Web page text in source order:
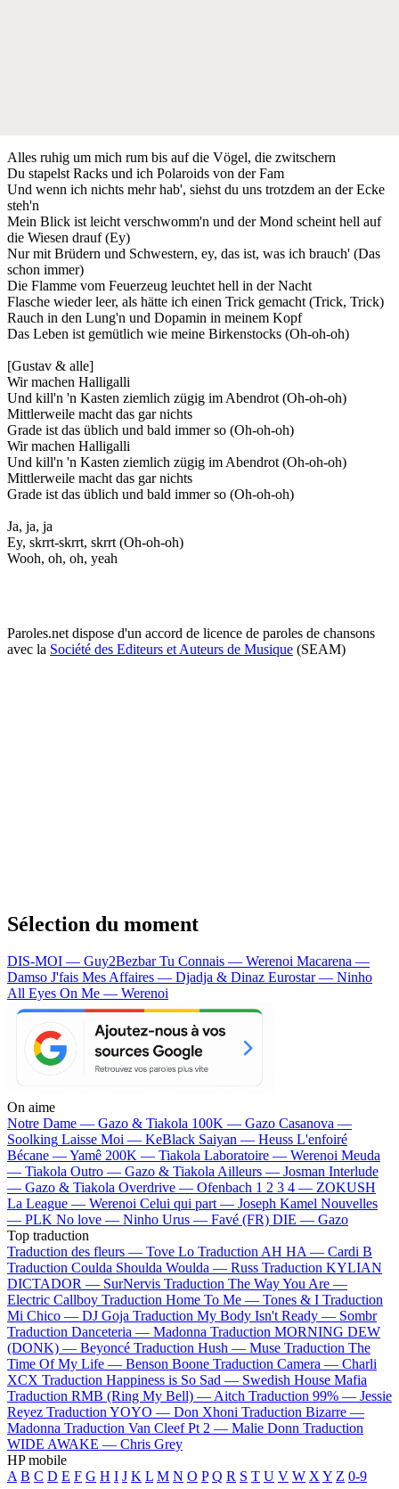
Alles ruhig um mich rum bis auf die Vögel, die zwitschern
Du stapelst Racks und ich Polaroids von der Fam
Und wenn ich nichts mehr hab', siehst du uns trotzdem an der Ecke
steh'n
Mein Blick ist leicht verschwomm'n und der Mond scheint hell auf
die Wiesen drauf (Ey)
Nur mit Brüdern und Schwestern, ey, das ist, was ich brauch' (Das
schon immer)
Die Flamme vom Feuerzeug leuchtet hell in der Nacht
Flasche wieder leer, als hätte ich einen Trick gemacht (Trick, Trick)
Rauch in den Lung'n und Dopamin in meinem Kopf
Das Leben ist gemütlich wie meine Birkenstocks (Oh-oh-oh)
[Gustav & alle]
Wir machen Halligalli
Und kill'n 'n Kasten ziemlich zügig im Abendrot (Oh-oh-oh)
Mittlerweile macht das gar nichts
Grade ist das üblich und bald immer so (Oh-oh-oh)
Wir machen Halligalli
Und kill'n 'n Kasten ziemlich zügig im Abendrot (Oh-oh-oh)
Mittlerweile macht das gar nichts
Grade ist das üblich und bald immer so (Oh-oh-oh)
Ja, ja, ja
Ey, skrrt-skrrt, skrrt (Oh-oh-oh)
Wooh, oh, oh, yeah
Paroles.net dispose d'un accord de licence de paroles de chansons
avec la Société des Editeurs et Auteurs de Musique (SEAM)
Sélection du moment
DIS-MOI — Guy2BezbarTu Connais — Werenoi Macarena —
Damso J'fais Mes Affaires — Djadja & Dinaz Eurostar — Ninho
All Eyes On Me — Werenoi
On aime
Notre Dame — Gazo & Tiakola 100K — Gazo Casanova —
Soolking Laisse Moi — KeBlack Saiyan — Heuss L'enfoiré
Bécane —Yamê 200K — Tiakola Laboratoire — Werenoi Meuda
— Tiakola Outro — Gazo & TiakolaAilleurs — Josman Interlude
— Gazo & Tiakola Overdrive — Ofenbach 1 2 3 4 — ZOKUSH
La League — Werenoi Celui qui part — Joseph Kamel Nouvelles
— PLK No love — Ninho Urus — Favé (FR) DIE — Gazo
Top traduction
Traduction des fleurs — Tove Lo Traduction AH HA — Cardi B
Traduction Coulda Shoulda Woulda — Russ Traduction KYLIAN
DICTADOR — SurNervis Traduction The Way You Are —
Electric Callboy Traduction Home To Me — Tones & I Traduction
Mi Chico — DJ Goja Traduction My Body Isn't Ready — Sombr
Traduction Danceteria — Madonna Traduction MORNING DEW
(DONK) — Beyoncé Traduction Hush — Muse Traduction The
Time Of My Life — Benson Boone Traduction Camera — Charli
XCX Traduction Happiness is So Sad — Swedish House Mafia
Traduction RMB (Ring My Bell) —Aitch Traduction 99% — Jessie
Reyez Traduction YOYO — Don Xhoni Traduction Bizarre —
Madonna Traduction Van Cleef Pt 2 — Malie Donn Traduction
WIDE AWAKE — Chris Grey
HP mobile
A B C D E F G H I J K L M N O P Q R S T U V W XY Z 0-9